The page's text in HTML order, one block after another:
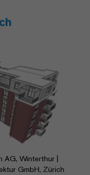
AG, Winterthur |
GmbH, Zürich